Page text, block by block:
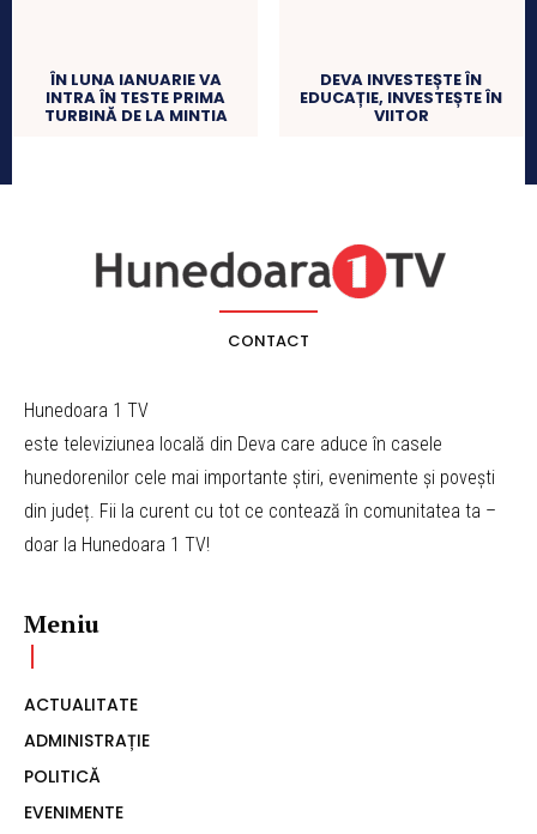
ÎN LUNA IANUARIE VA
INTRA ÎN TESTE PRIMA
TURBINĂ DE LA MINTIA
DEVA INVESTEȘTE ÎN
EDUCAȚIE, INVESTEȘTE ÎN
VIITOR
CONTACT
Hunedoara 1 TV
este televiziunea locală din Deva care aduce în casele
hunedorenilor cele mai importante știri, evenimente și povești
din județ. Fii la curent cu tot ce contează în comunitatea ta –
doar la Hunedoara 1 TV!
Meniu
ACTUALITATE
ADMINISTRAȚIE
POLITICĂ
EVENIMENTE